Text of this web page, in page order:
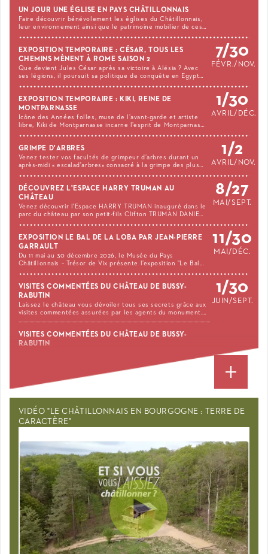
UN JOUR UNE ÉGLISE EN PAYS CHÂTILLONNAIS
Faire découvrir bénévolement les églises du Châtillonnais,
leur environnement ainsi que le patrimoine mobilier de ces…
EXPOSITION TEMPORAIRE : CÉSAR, TOUS LES
CHEMINS MÈNENT À ROME SAISON 2
Que devient Jules César après sa victoire à Alésia ? Avec
ses légions, il poursuit sa politique de conquête en Egypt…
7/30
FÉVR./NOV.
EXPOSITION TEMPORAIRE : KIKI, REINE DE
MONTPARNASSE
Icône des Années folles, muse de l’avant-garde et artiste
libre, Kiki de Montparnasse incarne l’esprit de Montparnas…
1/30
AVRIL/DÉC.
GRIMPE D'ARBRES
Venez tester vos facultés de grimpeur d’arbres durant un
après-midi « escalad'arbres» consacré à la grimpe des plus…
1/2
AVRIL/NOV.
DÉCOUVREZ L'ESPACE HARRY TRUMAN AU
CHÂTEAU
Venez découvrir l'Espace HARRY TRUMAN inauguré dans le
parc du château par son petit-fils Clifton TRUMAN DANIE…
8/27
MAI/SEPT.
EXPOSITION LE BAL DE LA LOBA PAR JEAN-PIERRE
GARRAULT
Du 11 mai au 30 décembre 2026, le Musée du Pays
Châtillonnais – Trésor de Vix présente l’exposition "Le Bal…
11/30
MAI/DÉC.
VISITES COMMENTÉES DU CHÂTEAU DE BUSSY-
RABUTIN
Laissez le château vous dévoiler tous ses secrets grâce aux
visites commentées assurées par les agents du monument.…
1/30
JUIN/SEPT.
VISITES COMMENTÉES DU CHÂTEAU DE BUSSY-
RABUTIN
visites commentées assurées par les agents du monument.…
Tous les évènements
VIDÉO "LE CHÂTILLONNAIS EN BOURGOGNE : TERRE DE
CARACTÈRE"